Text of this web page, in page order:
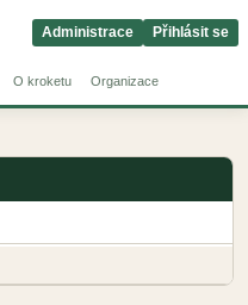
O kroketu Organizace
Administrace Přihlásit se